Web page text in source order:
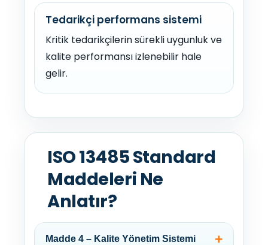
Tedarikçi performans sistemi
Kritik tedarikçilerin sürekli uygunluk ve
kalite performansı izlenebilir hale
gelir.
ISO 13485 Standard
Maddeleri Ne
Anlatır?
Madde 4 – Kalite Yönetim Sistemi